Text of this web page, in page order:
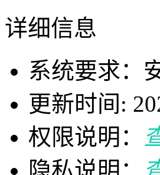
详细信息
系统要求：
更新时间:
权限说明：